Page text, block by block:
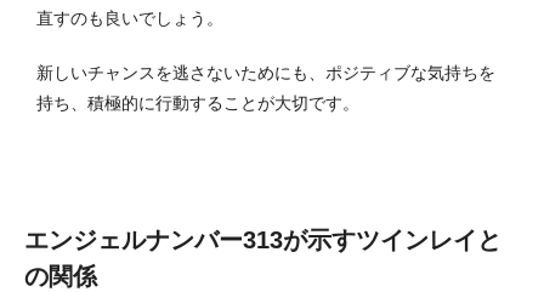
直すのも良いでしょう。
新しいチャンスを逃さないためにも、ポジティブな気持ちを
持ち、積極的に行動することが大切です。
エンジェルナンバー313が示すツインレイと
の関係